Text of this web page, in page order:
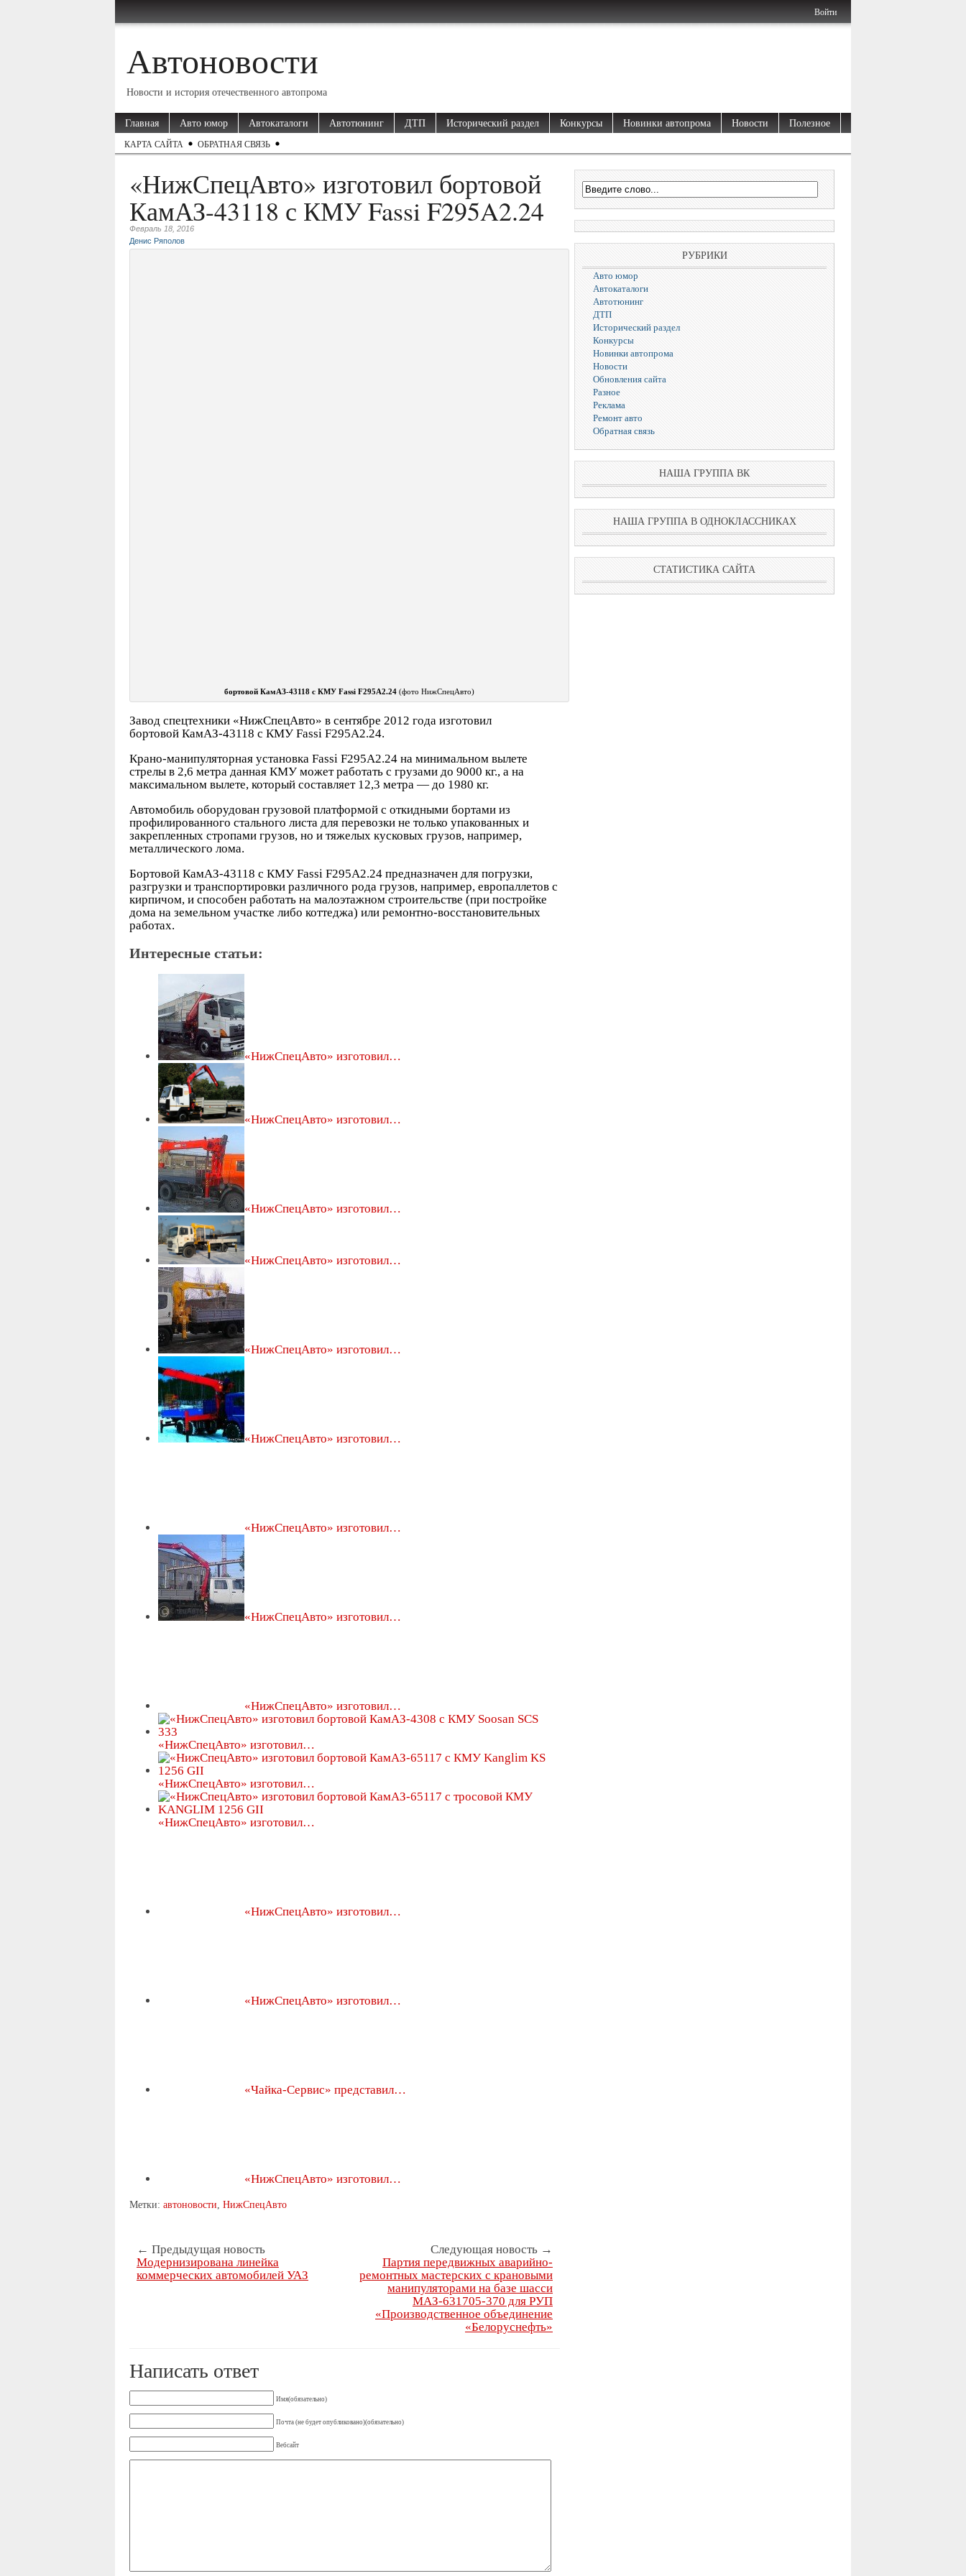
Войти
Автоновости
Новости и история отечественного автопрома
Главная Авто юмор Автокаталоги Автотюнинг ДТП Исторический раздел Конкурсы Новинки автопрома Новости Полезное
КАРТА САЙТА ОБРАТНАЯ СВЯЗЬ
«НижСпецАвто» изготовил бортовой
КамАЗ-43118 с КМУ Fassi F295A2.24
Февраль 18, 2016
Денис Ряполов
бортовой КамАЗ-43118 с КМУ Fassi F295A2.24 (фото НижСпецАвто)
Завод спецтехники «НижСпецАвто» в сентябре 2012 года изготовил
бортовой КамАЗ-43118 с КМУ Fassi F295A2.24.
Крано-манипуляторная установка Fassi F295A2.24 на минимальном вылете
стрелы в 2,6 метра данная КМУ может работать с грузами до 9000 кг., а на
максимальном вылете, который составляет 12,3 метра — до 1980 кг.
Автомобиль оборудован грузовой платформой с откидными бортами из
профилированного стального листа для перевозки не только упакованных и
закрепленных стропами грузов, но и тяжелых кусковых грузов, например,
металлического лома.
Бортовой КамАЗ-43118 с КМУ Fassi F295A2.24 предназначен для погрузки,
разгрузки и транспортировки различного рода грузов, например, европаллетов с
кирпичом, и способен работать на малоэтажном строительстве (при постройке
дома на земельном участке либо коттеджа) или ремонтно-восстановительных
работах.
Интересные статьи:
«НижСпецАвто» изготовил…
«НижСпецАвто» изготовил…
«НижСпецАвто» изготовил…
«НижСпецАвто» изготовил…
«НижСпецАвто» изготовил…
«НижСпецАвто» изготовил…
«НижСпецАвто» изготовил…
«НижСпецАвто» изготовил…
«НижСпецАвто» изготовил…
«НижСпецАвто» изготовил…
«НижСпецАвто» изготовил…
«НижСпецАвто» изготовил…
«НижСпецАвто» изготовил…
«НижСпецАвто» изготовил…
«Чайка-Сервис» представил…
«НижСпецАвто» изготовил…
Метки: автоновости НижСпецАвто
← Предыдущая новость
Модернизирована линейка
коммерческих автомобилей УАЗ
Следующая новость →
Партия передвижных аварийно-
ремонтных мастерских с крановыми
манипуляторами на базе шасси
МАЗ-631705-370 для РУП
«Производственное объединение
«Белоруснефть»
Написать ответ
Имя(обязательно)
Почта (не будет опубликовано)(обязательно)
Вебсайт
РУБРИКИ
Авто юмор
Автокаталоги
Автотюнинг
ДТП
Исторический раздел
Конкурсы
Новинки автопрома
Новости
Обновления сайта
Разное
Реклама
Ремонт авто
Обратная связь
НАША ГРУППА ВК
НАША ГРУППА В ОДНОКЛАССНИКАХ
СТАТИСТИКА САЙТА